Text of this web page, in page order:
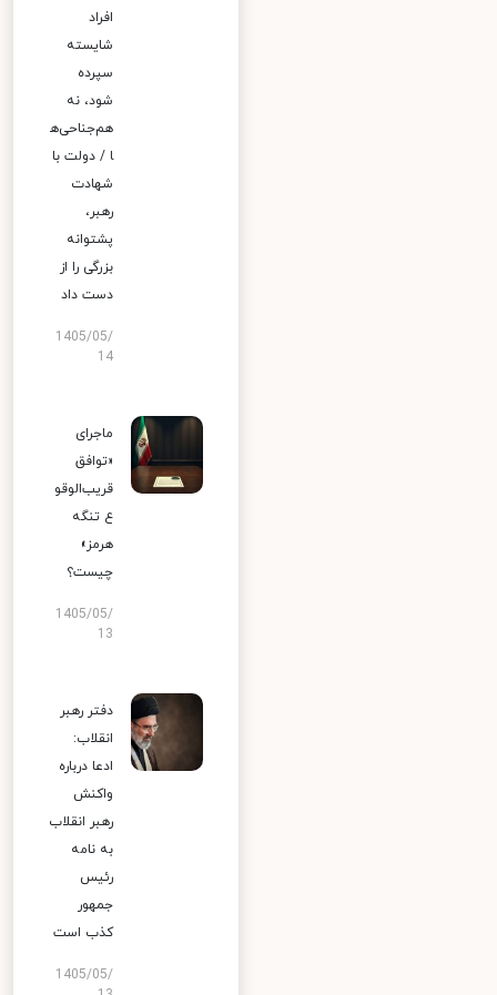
افراد
شایسته
سپرده
شود، نه
هم‌جناحی‌ه
ا / دولت با
شهادت
رهبر،
پشتوانه
بزرگی را از
دست داد
1405/05/
14
ماجرای
«توافق
قریب‌الوقو
ع تنگه
هرمز»
چیست؟
1405/05/
13
دفتر رهبر
انقلاب:
ادعا درباره
واکنش
رهبر انقلاب
به نامه
رئیس
جمهور
کذب است
1405/05/